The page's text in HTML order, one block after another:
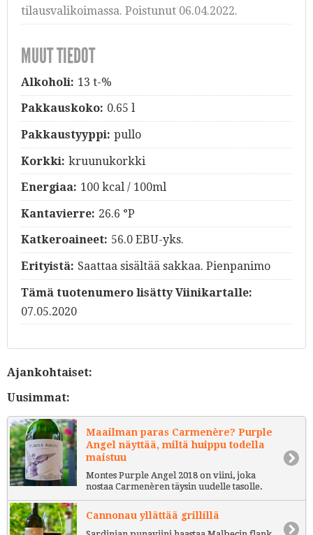
tilausvalikoimassa. Poistunut 06.04.2022.
MUUT TIEDOT
Alkoholi: 13 t-%
Pakkauskoko: 0.65 l
Pakkaustyyppi: pullo
Korkki: kruunukorkki
Energiaa: 100 kcal / 100ml
Kantavierre: 26.6 °P
Katkeroaineet: 56.0 EBU-yks.
Erityistä: Saattaa sisältää sakkaa. Pienpanimo
Tämä tuotenumero lisätty Viinikartalle:
07.05.2020
Ajankohtaiset:
Uusimmat:
Maailman paras Carmenère? Purple
Angel näyttää, miltä huippu todella
maistuu
Montes Purple Angel 2018 on viini, joka
nostaa Carmenèren täysin uudelle tasolle.
Cannonau yllättää grillillä